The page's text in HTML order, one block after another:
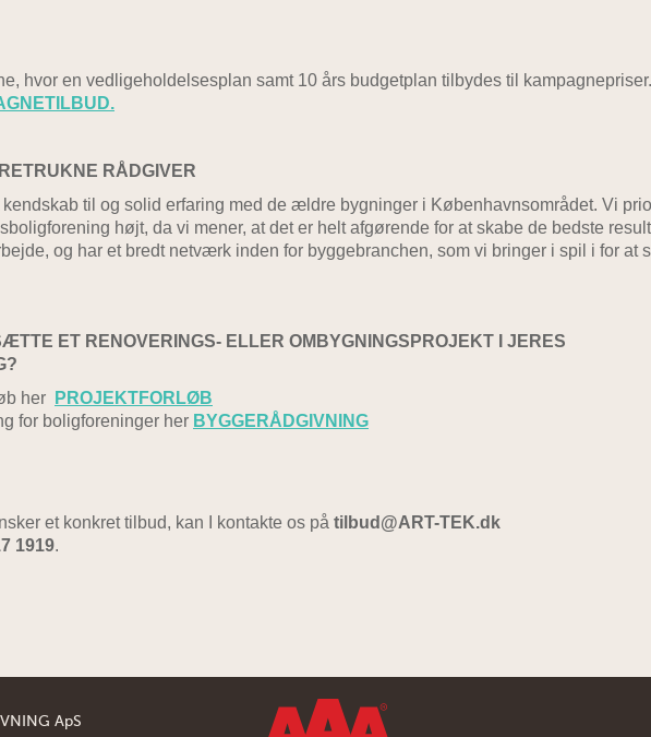
hvor en vedligeholdelsesplan samt 10 års budgetplan tilbydes til kampagnepriser.
RÅDGIVER
kendskab til og solid erfaring med de ældre bygninger i Københavnsområdet. Vi
højt, da vi mener, at det er helt afgørende for at skabe de bedste
og har et bredt netværk inden for byggebranchen, som vi bringer i spil i for at
ET RENOVERINGS- ELLER OMBYGNINGSPROJEKT I JERES
her
PROJEKTFORLØB
for boligforeninger her BYGGERÅDGIVNING
et konkret tilbud, kan I kontakte os på tilbud@ART-TEK.dk
1919.
ApS